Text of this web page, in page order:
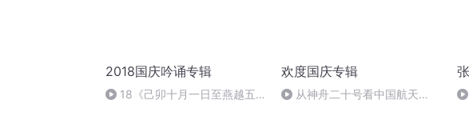
2018国庆吟诵专辑
18《己卯十月一日至燕越五
欢度国庆专辑
从神舟二十号看中国航天